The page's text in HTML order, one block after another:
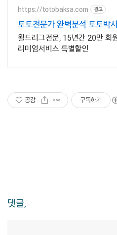
https://totobaksa.com 광고
토토전문가 완벽분석 토토박
월드리그전문, 15년간 20만 회
리미엄서비스 특별할인
공감 구독하기
댓글,